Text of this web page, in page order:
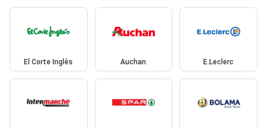
El Corte Inglés Auchan E.Leclerc